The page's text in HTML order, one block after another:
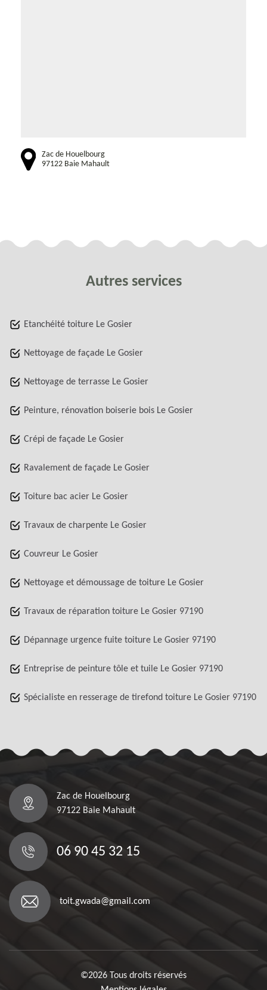
Zac de Houelbourg
97122 Baie Mahault
Autres services
Etanchéité toiture Le Gosier
Nettoyage de façade Le Gosier
Nettoyage de terrasse Le Gosier
Peinture, rénovation boiserie bois Le Gosier
Crépi de façade Le Gosier
Ravalement de façade Le Gosier
Toiture bac acier Le Gosier
Travaux de charpente Le Gosier
Couvreur Le Gosier
Nettoyage et démoussage de toiture Le Gosier
Travaux de réparation toiture Le Gosier 97190
Dépannage urgence fuite toiture Le Gosier 97190
Entreprise de peinture tôle et tuile Le Gosier 97190
Spécialiste en resserage de tirefond toiture Le Gosier 97190
Zac de Houelbourg
97122 Baie Mahault
06 90 45 32 15
toit.gwada@gmail.com
©2026 Tous droits réservés